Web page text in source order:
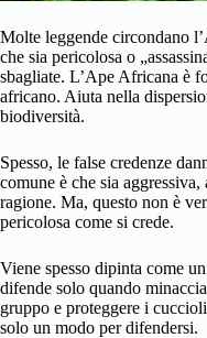
Molte leggende circondano
che sia pericolosa o
sbagliate. L’Ape Africana è
africano. Aiuta nella
biodiversità.
Spesso, le false credenze
comune è che sia
ragione. Ma, questo non è
pericolosa come si crede.
Viene spesso dipinta come
difende solo quando
gruppo e proteggere i
solo un modo per difendersi.